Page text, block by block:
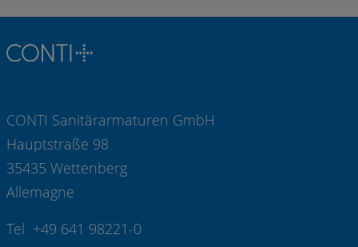
CONTI Sanitärarmaturen GmbH
Hauptstraße 98
35435 Wettenberg
Allemagne
Tel +49 641 98221-0